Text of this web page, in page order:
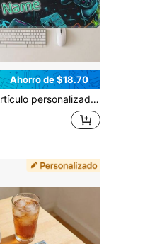
Ahorro de $18.70
con texto personalizado Texto personalizado Alfombrilla de ratón grande de 2D para juegos Alfombrilla de ratón grande para juegos - Diseño lindo y de Acción de Gracias - Alfombrilla de ratón larga para oficina y juegos - Producto para novio Tamaño del producto 16 * 36 pulgadas (40 * 90 centímetros)